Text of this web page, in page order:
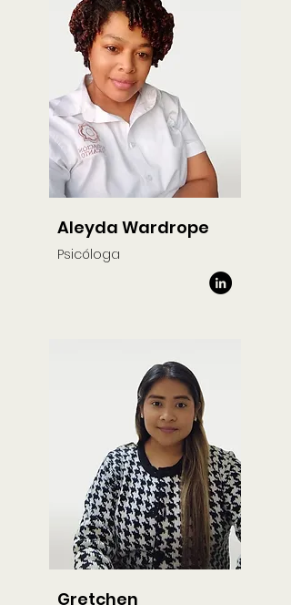
Aleyda Wardrope
Psicóloga
Gretchen